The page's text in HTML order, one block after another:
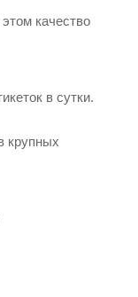
качество
в сутки.
крупных